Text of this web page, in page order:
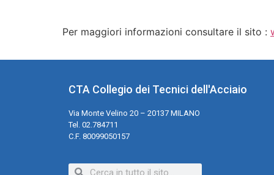
Per maggiori informazioni consultare il sito :
CTA Collegio dei Tecnici dell'Acciaio
Via Monte Velino 20 – 20137 MILANO
Tel. 02.784711
C.F. 80099050157